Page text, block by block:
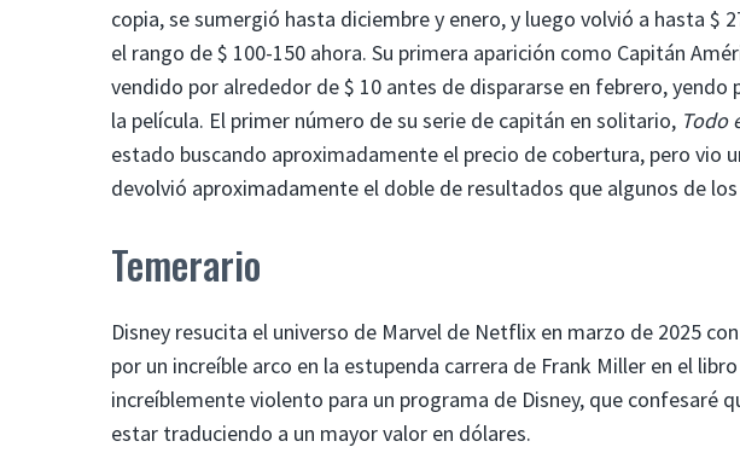
copia, se sumergió hasta diciembre y enero, y luego volvió a hasta $
el rango de $ 100-150 ahora. Su primera aparición como Capitán
vendido por alrededor de $ 10 antes de dispararse en febrero, yendo
la película. El primer número de su serie de capitán en solitario, Todo
estado buscando aproximadamente el precio de cobertura, pero vio
devolvió aproximadamente el doble de resultados que algunos de
Temerario
Disney resucita el universo de Marvel de Netflix en marzo de 2025 con
por un increíble arco en la estupenda carrera de Frank Miller en el
increíblemente violento para un programa de Disney, que confesaré
estar traduciendo a un mayor valor en dólares.